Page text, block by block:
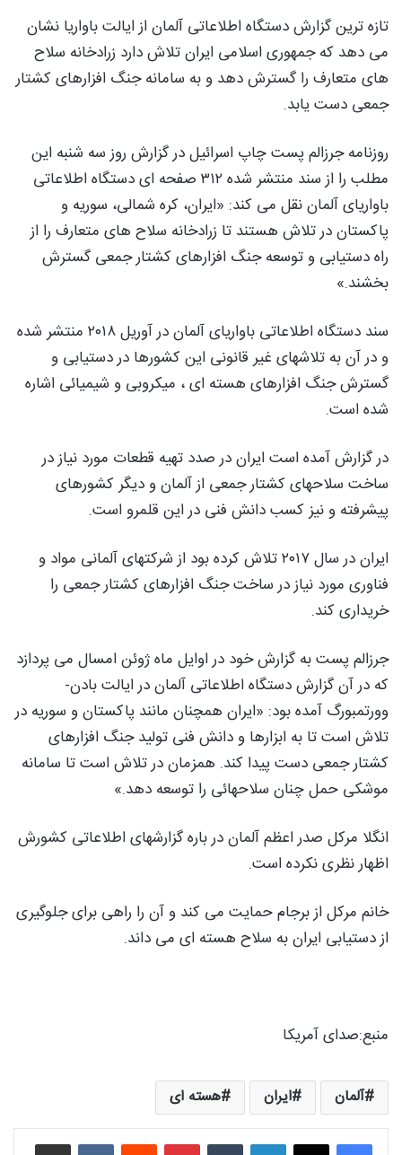
تازه ترین گزارش دستگاه اطلاعاتی آلمان از ایالت باواریا نشان
می دهد که جمهوری اسلامی ایران تلاش دارد زرادخانه سلاح
های متعارف را گسترش دهد و به سامانه جنگ افزارهای کشتار
جمعی دست یابد.
روزنامه جرزالم پست چاپ اسرائیل در گزارش روز سه شنبه این
مطلب را از سند منتشر شده ۳۱۲ صفحه ای دستگاه اطلاعاتی
باواریای آلمان نقل می کند: «ایران، کره شمالی، سوریه و
پاکستان در تلاش هستند تا زرادخانه سلاح های متعارف را از
راه دستیابی و توسعه جنگ افزارهای کشتار جمعی گسترش
بخشند.»
سند دستگاه اطلاعاتی باواریای آلمان در آوریل ۲۰۱۸ منتشر شده
و در آن به تلاشهای غیر قانونی این کشورها در دستیابی و
گسترش جنگ افزارهای هسته ای ، میکروبی و شیمیائی اشاره
شده است.
در گزارش آمده است ایران در صدد تهیه قطعات مورد نیاز در
ساخت سلاحهای کشتار جمعی از آلمان و دیگر کشورهای
پیشرفته و نیز کسب دانش فنی در این قلمرو است.
ایران در سال ۲۰۱۷ تلاش کرده بود از شرکتهای آلمانی مواد و
فناوری مورد نیاز در ساخت جنگ افزارهای کشتار جمعی را
خریداری کند.
جرزالم پست به گزارش خود در اوایل ماه ژوئن امسال می پردازد
که در آن گزارش دستگاه اطلاعاتی آلمان در ایالت بادن-
وورتمبورگ آمده بود: «ایران همچنان مانند پاکستان و سوریه در
تلاش است تا به ابزارها و دانش فنی تولید جنگ افزارهای
کشتار جمعی دست پیدا کند. همزمان در تلاش است تا سامانه
موشکی حمل چنان سلاحهائی را توسعه دهد.»
انگلا مرکل صدر اعظم آلمان در باره گزارشهای اطلاعاتی کشورش
اظهار نظری نکرده است.
خانم مرکل از برجام حمایت می کند و آن را راهی برای جلوگیری
از دستیابی ایران به سلاح هسته ای می داند.
منبع:‌صدای آمریکا
آلمان ایران هسته ای
لینکدین ‫پین‌ترست ‫رددیت